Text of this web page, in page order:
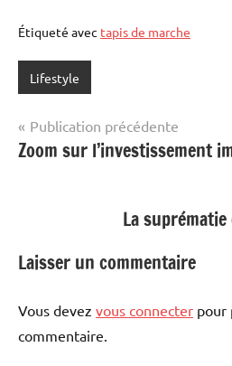
Étiqueté avec tapis de marche
Lifestyle
Navigation
de
Publication précédente
Zoom sur l’investissement
La
Laisser un commentaire
Vous devez vous connecter pour
commentaire.